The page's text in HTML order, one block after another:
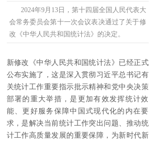
2024年9月13日，第十四届全国人民代表大
会常务委员会第十一次会议表决通过了关于修
改《中华人民共和国统计法》的决定。
新修改《中华人民共和国统计法》已经正式
公布实施了，这是深入贯彻习近平总书记有
关统计工作重要指示批示精神和党中央决策
部署的重大举措，是更加有效发挥统计效
能、更好服务保障中国式现代化的内在要
求，是解决当前统计工作突出问题、推动统
计工作高质量发展的重要保障，为新时代新